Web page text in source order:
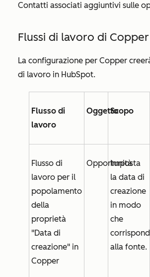
Contatti associati aggiuntivi sulle
Flussi di lavoro di Copper
La configurazione per Copper
di lavoro in HubSpot.
Flusso di
lavoro
OggettoScopo
Flusso di
lavoro per il
popolamento
della
proprietà
"Data di
creazione" in
Copper
Opportunità
Imposta
la data di
creazione
in modo
che
alla fonte.